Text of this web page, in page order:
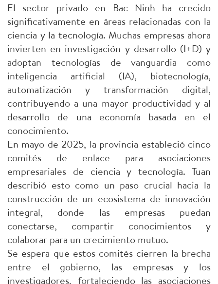
El sector privado en Bac Ninh ha crecido
significativamente en áreas relacionadas con la
ciencia y la tecnología. Muchas empresas ahora
invierten en investigación y desarrollo (I+D) y
adoptan tecnologías de vanguardia como
inteligencia artificial (IA), biotecnología,
automatización y transformación digital,
contribuyendo a una mayor productividad y al
desarrollo de una economía basada en el
conocimiento.
En mayo de 2025, la provincia estableció cinco
comités de enlace para asociaciones
empresariales de ciencia y tecnología. Tuan
describió esto como un paso crucial hacia la
construcción de un ecosistema de innovación
integral, donde las empresas puedan
conectarse, compartir conocimientos y
colaborar para un crecimiento mutuo.
Se espera que estos comités cierren la brecha
entre el gobierno, las empresas y los
investigadores, fortaleciendo las asociaciones